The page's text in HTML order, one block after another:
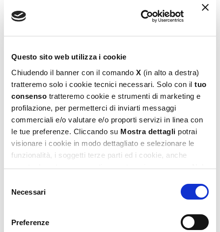
Questo sito web utilizza i cookie
Chiudendo il banner con il comando X (in alto a destra)
tratteremo solo i cookie tecnici necessari. Solo con il tuo
consenso tratteremo cookie e strumenti di marketing e
profilazione, per permetterci di inviarti messaggi
commerciali e/o valutare e/o proporti servizi in linea con
le tue preferenze. Cliccando su Mostra dettagli potrai
visionare i cookie in modo dettagliato e selezionare le
funzionalità, i soggetti terze parti ed i cookie, anche
eventualmente raggruppati per categorie omogenee. Nel
Privacy e Cookie Policy,
dove potrai avere maggiori
informazioni e modificare le tue scelte. Potrai verificare e
modificare i tuoi consensi anche cliccando sul simbolo
della graffetta presente su ogni pagina
delNecessari
Preferenze
Slumi Science Pizza E Slime
16,99 €
Aggiungi al carrello